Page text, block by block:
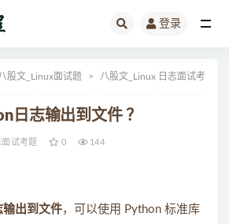
登录
股文_Linux面试题 八股文_Linux 日志面试考题
日志输出到文件 ？
试考题 0 144
输出到文件，可以使用 Python 标准库